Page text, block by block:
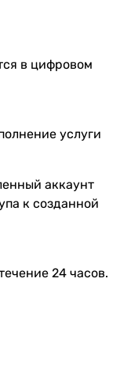
в цифровом
услуги
аккаунт
к созданной
24 часов.